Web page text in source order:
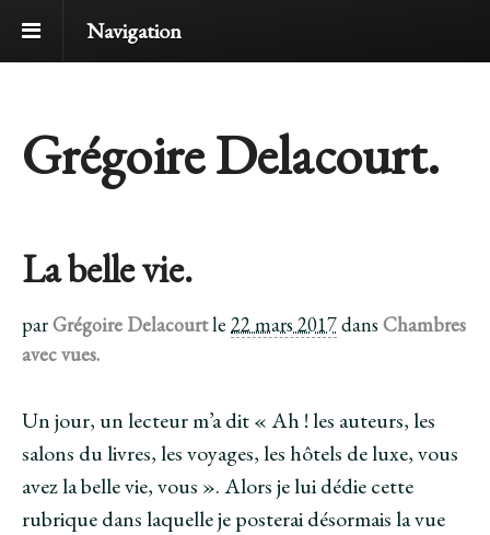
Navigation
Grégoire Delacourt.
La belle vie.
parGrégoire Delacourtle 22 mars 2017dans Chambres
avec vues.
Un jour, un lecteur m’a dit « Ah ! les auteurs, les
salons du livres, les voyages, les hôtels de luxe, vous
avez la belle vie, vous ». Alors je lui dédie cette
rubrique dans laquelle je posterai désormais la vue